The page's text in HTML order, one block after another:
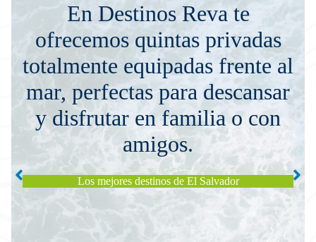
En Destinos Reva te
ofrecemos quintas privadas
totalmente equipadas frente al
mar, perfectas para descansar
y disfrutar en familia o con
amigos.
Playa
Los mejores destinos de El Salvador